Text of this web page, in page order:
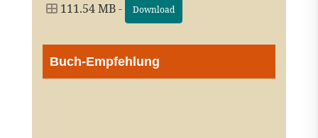
111.54 MB -
Download
Buch-Empfehlung